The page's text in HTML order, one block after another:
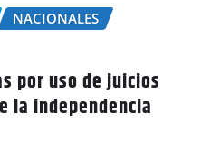
NACIONALES
por uso de juicios
la independencia